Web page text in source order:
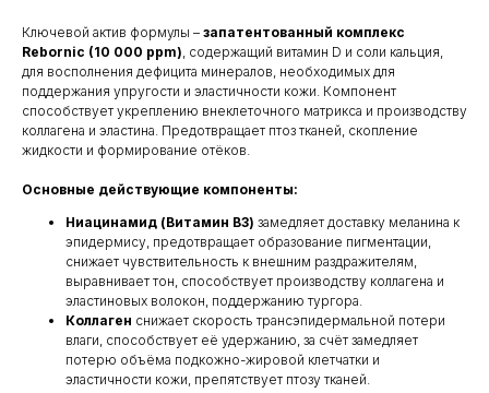
Ключевой актив формулы – запатентованный комплекс
Rebornic (10 000 ppm), содержащий витамин D и соли кальция,
для восполнения дефицита минералов, необходимых для
поддержания упругости и эластичности кожи. Компонент
способствует укреплению внеклеточного матрикса и производству
коллагена и эластина. Предотвращает птоз тканей, скопление
жидкости и формирование отёков.
Основные действующие компоненты:
Ниацинамид (Витамин B3) замедляет доставку меланина к
эпидермису, предотвращает образование пигментации,
снижает чувствительность к внешним раздражителям,
выравнивает тон, способствует производству коллагена и
эластиновых волокон, поддержанию тургора.
Коллаген снижает скорость трансэпидермальной потери
влаги, способствует её удержанию, за счёт замедляет
потерю объёма подкожно-жировой клетчатки и
эластичности кожи, препятствует птозу тканей.
ОБЩИЕ КОНТАКТЫ
Мы ВКонтакте
КЛИЕНТАМ